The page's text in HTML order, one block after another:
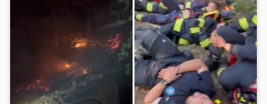
Pokretanje videa...